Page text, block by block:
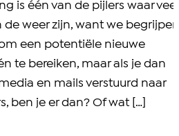
is één van de pijlers waar veel
weer zijn, want we begrijpen
een potentiële nieuwe
te bereiken, maar als je dan
en mails verstuurd naar
ben je er dan? Of wat […]